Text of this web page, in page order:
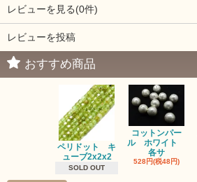
レビューを見る(0件)
レビューを投稿
おすすめ商品
ペリドット キ
ューブ2x2x2
SOLD OUT
コットンパー
ル ホワイト
各サ
528円(税48円)